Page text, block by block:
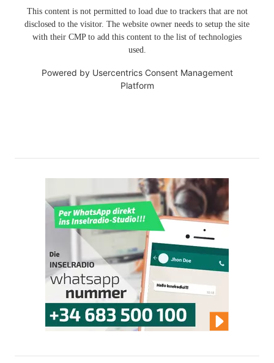
This content is not permitted to load due to trackers that are not
disclosed to the visitor. The website owner needs to setup the site
with their CMP to add this content to the list of technologies
used.
Powered by Usercentrics Consent Management
Platform